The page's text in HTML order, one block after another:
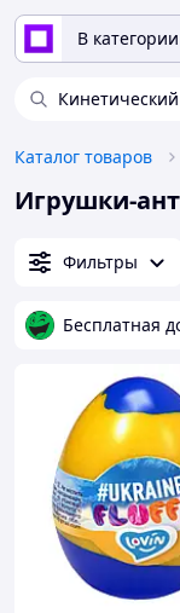
В категории
Каталог товаров
Игрушки-
Фильтры
Бесплатная